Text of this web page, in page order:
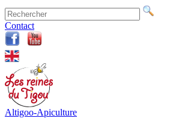
Contact
Altigoo-Apiculture